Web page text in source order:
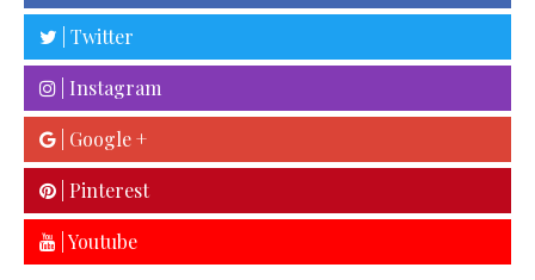
| Twitter
| Instagram
| Google +
| Pinterest
| Youtube